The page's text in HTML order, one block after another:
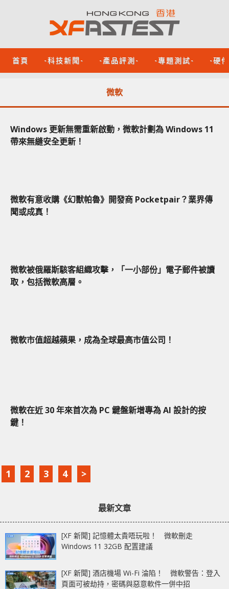
首頁 -科技新聞- -產品評測- -專題測試- -硬
微軟
Windows 更新無需重新啟動，微軟計劃為 Windows 11
帶來無縫安全更新！
微軟有意收購《幻獸帕魯》開發商 Pocketpair？業界傳
聞或成真！
微軟被俄羅斯駭客組織攻擊，「一小部份」電子郵件被讀
取，包括微軟高層。
微軟市值超越蘋果，成為全球最高市值公司！
微軟在近 30 年來首次為 PC 鍵盤新增專為 AI 設計的按
鍵！
1 2 3 4 >
最新文章
[XF 新聞] 記憶體太貴唔玩啦！ 微軟刪走
Windows 11 32GB 配置建議
[XF 新聞] 酒店機場 Wi-Fi 淪陷！ 微軟警告：登入
頁面可被劫持，密碼與惡意軟件一併中招